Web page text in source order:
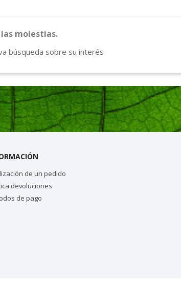
molestias.
búsqueda sobre su interés
de un pedido
devoluciones
de pago